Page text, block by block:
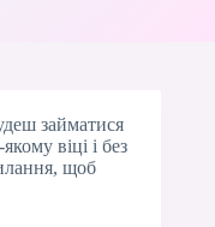
займатися
віці і без
щоб